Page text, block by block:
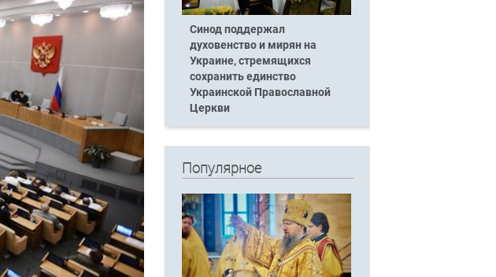
Синод поддержал
духовенство и мирян на
Украине, стремящихся
сохранить единство
Украинской Православной
Церкви
Популярное